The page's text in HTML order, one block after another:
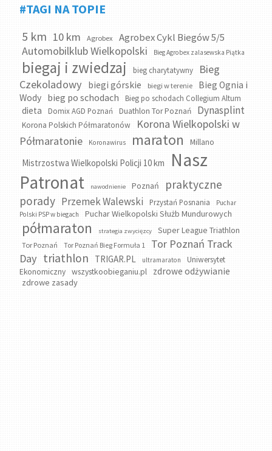
#TAGI NA TOPIE
5 km 10 km Agrobex Agrobex Cykl Biegów 5/5
Automobilklub Wielkopolski Bieg Agrobex zalasewska Piątka
biegaj i zwiedzaj bieg charytatywny
Bieg
Czekoladowy
biegi górskie biegi w terenie
Bieg Ognia i
Wody bieg po schodach Bieg po schodach Collegium Altum
dieta Domix AGD Poznań Duathlon Tor Poznań Dynasplint
Korona Polskich Półmaratonów
Korona Wielkopolski w
Półmaratonie
Koronawirus maraton Millano
Mistrzostwa Wielkopolski Policji 10 km
Nasz
Patronat
nawodnienie Poznań
praktyczne
porady Przemek Walewski Przystań Posnania
Puchar
Polski PSP w biegach
Puchar Wielkopolski Służb Mundurowych
półmaraton strategia zwycięzcy Super League Triathlon
Tor Poznań Tor Poznań Bieg Formuła 1
Tor Poznań Track
Day triathlon TRIGAR.PL ultramaraton
Uniwersytet
Ekonomiczny
wszystkoobieganiu.pl zdrowe odżywianie
zdrowe zasady